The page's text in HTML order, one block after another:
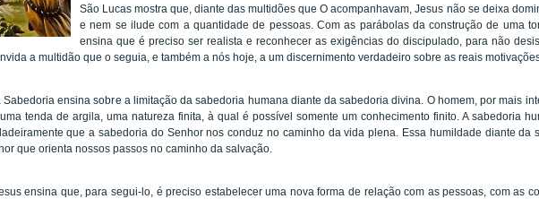
São Lucas mostra que, diante das multidões que O acompanhavam, Jesus não se deixa
e nem se ilude com a quantidade de pessoas. Com as parábolas da construção de uma
ensina que é preciso ser realista e reconhecer as exigências do discipulado, para não
a multidão que o seguia, e também a nós hoje, a um discernimento verdadeiro sobre as reais
Sabedoria ensina sobre a limitação da sabedoria humana diante da sabedoria divina. O homem, por mais
tenda de argila, uma natureza finita, à qual é possível somente um conhecimento finito. A sabedoria
que a sabedoria do Senhor nos conduz no caminho da vida plena. Essa humildade diante da
que orienta nossos passos no caminho da salvação.
ensina que, para segui-lo, é preciso estabelecer uma nova forma de relação com as pessoas, com as